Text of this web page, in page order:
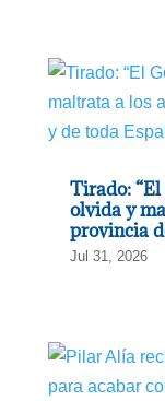
Tirado: “El
olvida y
provincia
Jul 31, 2026